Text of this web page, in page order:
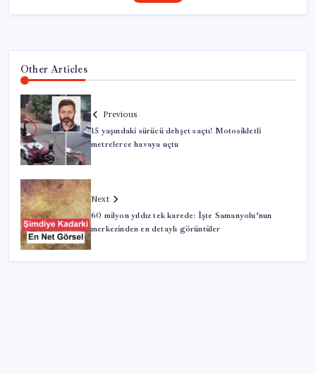
Other Articles
Previous
15 yaşındaki sürücü dehşet saçtı! Motosikletli
metrelerce havaya uçtu
Next
60 milyon yıldız tek karede: İşte Samanyolu’nun
merkezinden en detaylı görüntüler